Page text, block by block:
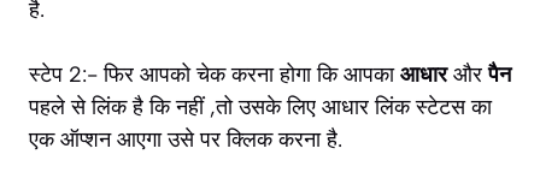
है.
स्टेप 2:- फिर आपको चेक करना होगा कि आपकाआधारऔरपैन
पहले से लिंक है कि नहीं ,तो उसके लिए आधार लिंक स्टेटस का
एक ऑप्शन आएगा उसे पर क्लिक करना है.